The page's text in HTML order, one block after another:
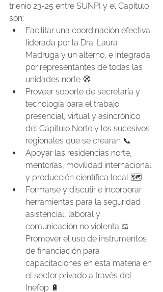
trienio 23-25 entre SUNPI y el Capítulo
son:
Facilitar una coordinación efectiva
liderada por la Dra. Laura
Madruga y un alterno, e integrada
por representantes de todas las
unidades norte 🧭
Proveer soporte de secretaría y
tecnología para el trabajo
presencial, virtual y asincrónico
del Capítulo Norte y los sucesivos
regionales que se crearan 📞
Apoyar las residencias norte,
mentorías, movilidad internacional
y producción científica local 🗺️
Formarse y discutir e incorporar
herramientas para la seguridad
asistencial, laboral y
comunicación no violenta ⚖️
Promover el uso de instrumentos
de financiación para
capacitaciones en esta materia en
el sector privado a través del
Inefop 🔋